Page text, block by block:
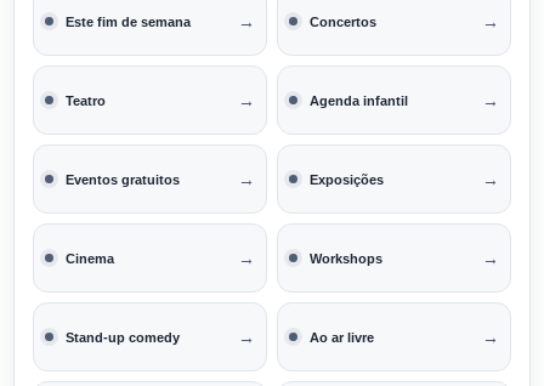
Este fim de semana → Concertos →
Teatro → Agenda infantil →
Eventos gratuitos → Exposições →
Cinema → Workshops →
Stand-up comedy → Ao ar livre →